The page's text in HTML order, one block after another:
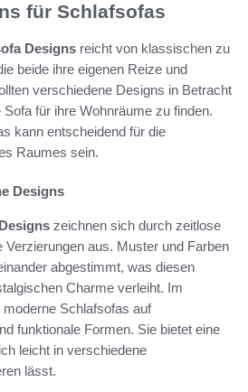
für Schlafsofas
Designs reicht von klassischen zu
beide ihre eigenen Reize und
verschiedene Designs in Betracht
für ihre Wohnräume zu finden.
kann entscheidend für die
Raumes sein.
Designs
zeichnen sich durch zeitlose
Verzierungen aus. Muster und Farben
abgestimmt, was diesen
Charme verleiht. Im
Schlafsofas auf
funktionale Formen. Sie bietet eine
leicht in verschiedene
lässt.